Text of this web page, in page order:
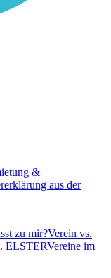
&
aus der
zu mir?Verein vs.
ELSTERVereine im